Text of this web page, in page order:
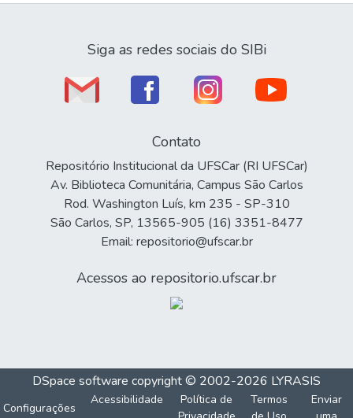
Siga as redes sociais do SIBi
Contato
Repositório Institucional da UFSCar (RI UFSCar)
Av. Biblioteca Comunitária, Campus São Carlos
Rod. Washington Luís, km 235 - SP-310
São Carlos, SP, 13565-905 (16) 3351-8477
Email: repositorio@ufscar.br
Acessos ao repositorio.ufscar.br
DSpace software copyright © 2002-2026 LYRASIS
Configurações
Acessibilidade
Política de
Termos
Enviar